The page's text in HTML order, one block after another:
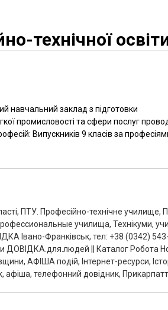
технічної
навчальний заклад з підготовки
промисловості та сфери послуг
Випускників 9 класів за
ПТУ. Професійно-технічне
училища, Технікуми,
Івано-Франківськ, тел: +38 (0342)
ДОВІДКА.для.людей || Каталог Робота
АФІША подій, Інтернет-ресурси,
телефонний довідник,